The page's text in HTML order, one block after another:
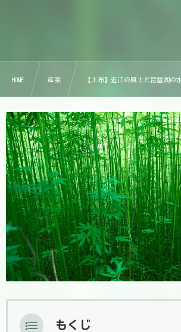
HOME 産業 【上布】近江の風土と琵琶湖の
もくじ